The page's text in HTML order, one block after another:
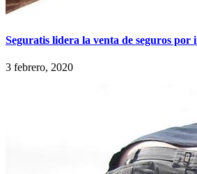
Seguratis lidera la venta de seguros por
3 febrero, 2020